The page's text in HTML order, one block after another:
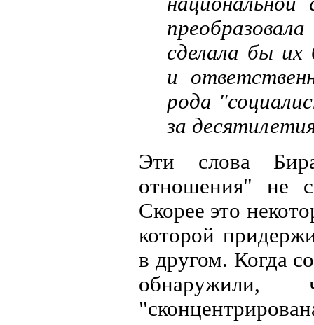
сделала бы их
и
рода
за
Эти слова
отношения" не
Скорее это
которой
в другом. Когда